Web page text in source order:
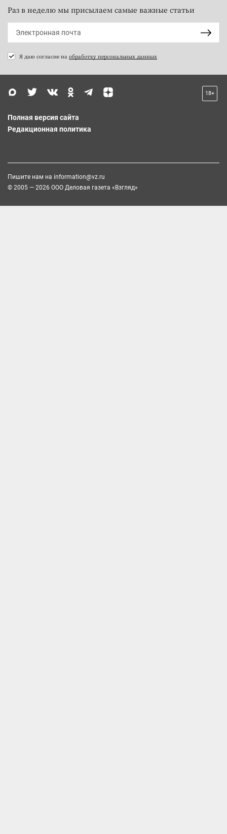
Раз в неделю мы присылаем самые важные статьи
Я даю согласие на обработку персональных данных
18+
Полная версия сайта
Редакционная политика
Пишите нам на information@vz.ru
© 2005 — 2026 ООО Деловая газета «Взгляд»